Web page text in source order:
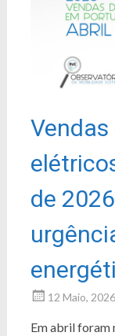
Vendas
de
12 Maio, 2026
Em abril foram